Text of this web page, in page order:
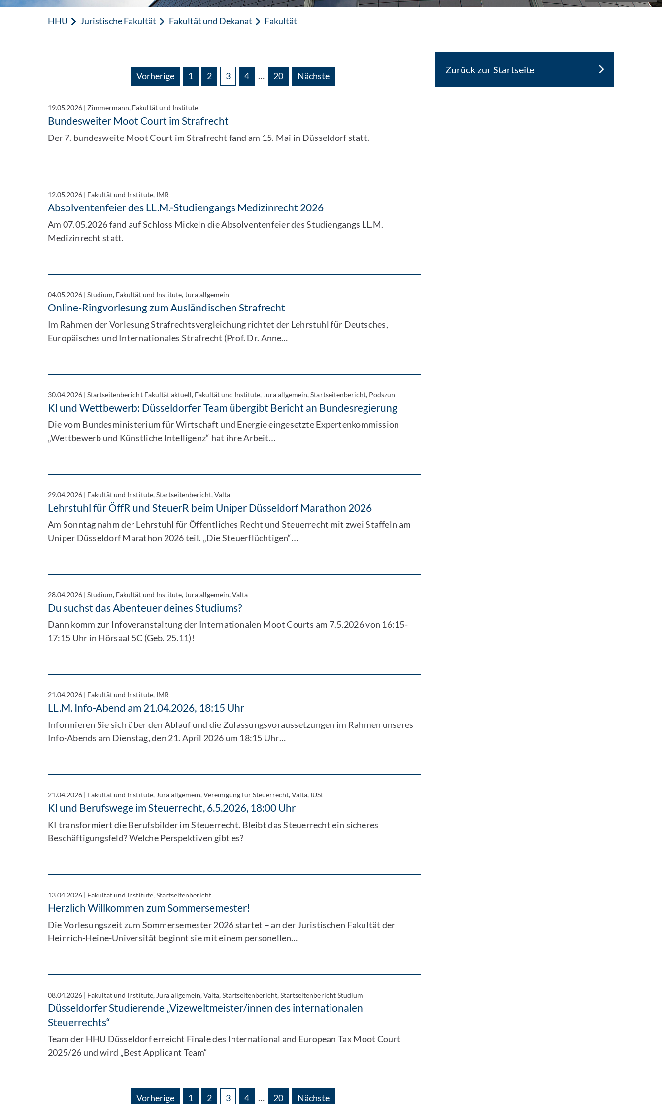
HHU Juristische Fakultät Fakultät und Dekanat Fakultät
Vorherige 1 2 3 4 … 20 Nächste
19.05.2026 | Zimmermann, Fakultät und Institute
Bundesweiter Moot Court im Strafrecht
Der 7. bundesweite Moot Court im Strafrecht fand am 15. Mai in Düsseldorf statt.
12.05.2026 | Fakultät und Institute, IMR
Absolventenfeier des LL.M.-Studiengangs Medizinrecht 2026
Am 07.05.2026 fand auf Schloss Mickeln die Absolventenfeier des Studiengangs LL.M.
Medizinrecht statt.
04.05.2026 |Studium, Fakultät und Institute, Jura allgemein
Online-Ringvorlesung zum Ausländischen Strafrecht
Im Rahmen der Vorlesung Strafrechtsvergleichung richtet der Lehrstuhl für Deutsches,
Europäisches und Internationales Strafrecht (Prof. Dr. Anne…
30.04.2026 |Startseitenbericht Fakultät aktuell, Fakultät und Institute, Jura allgemein, Startseitenbericht, Podszun
KI und Wettbewerb: Düsseldorfer Team übergibt Bericht an Bundesregierung
Die vom Bundesministerium für Wirtschaft und Energie eingesetzte Expertenkommission
„Wettbewerb und Künstliche Intelligenz“ hat ihre Arbeit…
29.04.2026 | Fakultät und Institute, Startseitenbericht, Valta
Lehrstuhl für ÖffR und SteuerR beim Uniper Düsseldorf Marathon 2026
Am Sonntag nahm der Lehrstuhl für Öffentliches Recht und Steuerrecht mit zwei Staffeln am
Uniper Düsseldorf Marathon 2026 teil. „Die Steuerflüchtigen“…
28.04.2026 |Studium, Fakultät und Institute, Jura allgemein, Valta
Du suchst das Abenteuer deines Studiums?
Dann komm zur Infoveranstaltung der Internationalen Moot Courts am 7.5.2026 von 16:15-
17:15 Uhr in Hörsaal 5C (Geb. 25.11)!
21.04.2026 | Fakultät und Institute, IMR
LL.M. Info-Abend am 21.04.2026, 18:15 Uhr
Informieren Sie sich über den Ablauf und die Zulassungsvoraussetzungen im Rahmen unseres
Info-Abends am Dienstag, den 21. April 2026 um 18:15 Uhr…
21.04.2026 | Fakultät und Institute, Jura allgemein, Vereinigung für Steuerrecht, Valta, IUSt
KI und Berufswege im Steuerrecht, 6.5.2026, 18:00 Uhr
KI transformiert die Berufsbilder im Steuerrecht. Bleibt das Steuerrecht ein sicheres
Beschäftigungsfeld? Welche Perspektiven gibt es?
13.04.2026 | Fakultät und Institute, Startseitenbericht
Herzlich Willkommen zum Sommersemester!
Die Vorlesungszeit zum Sommersemester 2026 startet – an der Juristischen Fakultät der
Heinrich-Heine-Universität beginnt sie mit einem personellen…
08.04.2026 | Fakultät und Institute, Jura allgemein, Valta, Startseitenbericht, Startseitenbericht Studium
Düsseldorfer Studierende „Vizeweltmeister/innen des internationalen
Steuerrechts“
Team der HHU Düsseldorf erreicht Finale des International and European Tax Moot Court
2025/26 und wird „Best Applicant Team“
Vorherige 1 2 3 4 … 20 Nächste
Zurück zur Startseite